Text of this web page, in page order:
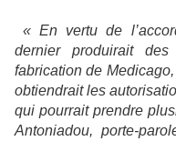
« En vertu de
dernier produirait
fabrication de
obtiendrait les
qui pourrait prendre
Antoniadou, porte-